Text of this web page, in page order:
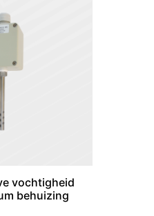
vochtigheid
behuizing